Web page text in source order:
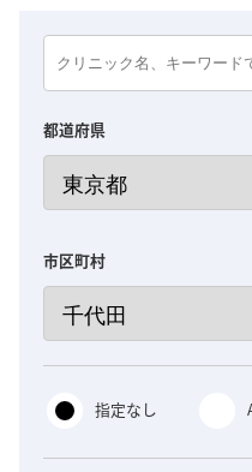
都道府県
市区町村
指定なし